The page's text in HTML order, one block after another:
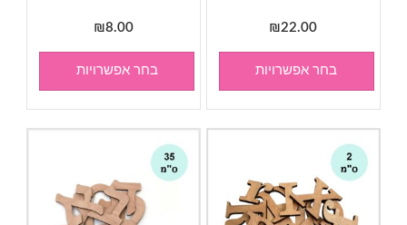
₪22.00
בחר אפשרויות
₪8.00
בחר אפשרויות